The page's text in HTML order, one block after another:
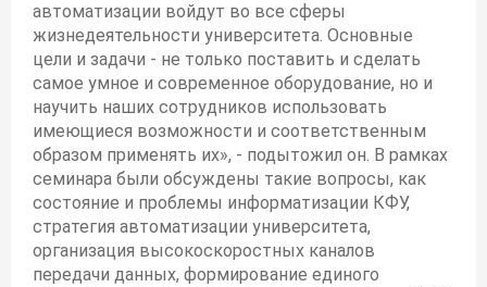
автоматизации войдут во все сферы
жизнедеятельности университета. Основные
цели и задачи - не только поставить и сделать
самое умное и современное оборудование, но и
научить наших сотрудников использовать
имеющиеся возможности и соответственным
образом применять их», - подытожил он. В рамках
семинара были обсуждены такие вопросы, как
состояние и проблемы информатизации КФУ,
стратегия автоматизации университета,
организация высокоскоростных каналов
передачи данных, формирование единого